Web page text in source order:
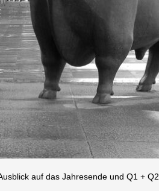
auf das Jahresende und Q1 + Q2